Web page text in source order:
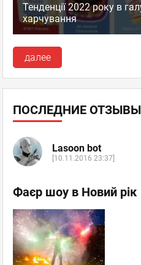
Тенденції 2022 року в
харчування
далее
ПОСЛЕДНИЕ
Lasoon bot
[10.11.2016 23:37]
Фаєр шоу в Новий рік